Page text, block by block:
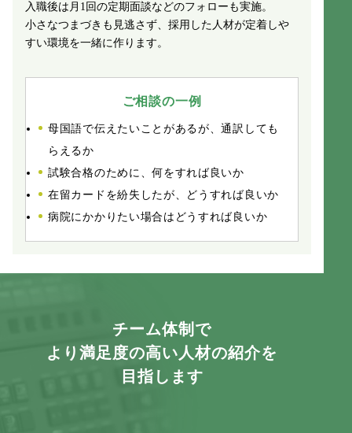
入職後は月1回の定期面談などのフォローも実施。
小さなつまづきも見逃さず、 採用した人材が定着しや
すい環境を一緒に作ります。
ご相談の一例
母国語で伝えたいことがあるが、通訳しても
らえるか
試験合格のために、何をすれば良いか
在留カードを紛失したが、どうすれば良いか
病院にかかりたい場合はどうすれば良いか
チーム体制で
より満足度の高い人材の紹介を
目指します